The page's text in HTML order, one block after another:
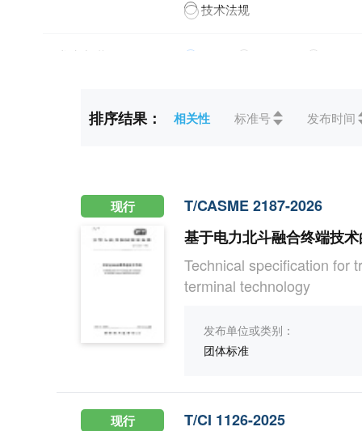
技术法规
发布年代
CCS 全部 C医药、卫生、劳
排序结果： 相关性 标准号 发布时间
现行
T/CASME 2187-2026
基于电力北斗融合终端技
Technical specification for
terminal technology
发布单位或类别：
团体标准
现行
T/CI 1126-2025